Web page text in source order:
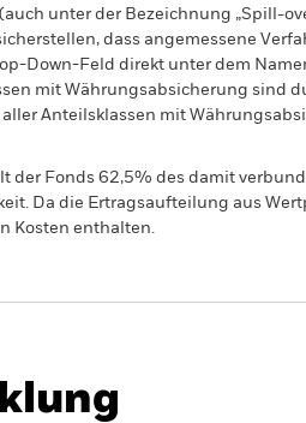
unter der Bezeichnung „Spill-
dass angemessene
Down-Feld direkt unter dem
mit Währungsabsicherung sind
Anteilsklassen mit
der Fonds 62,5% des damit
Da die Ertragsaufteilung aus
Kosten enthalten.